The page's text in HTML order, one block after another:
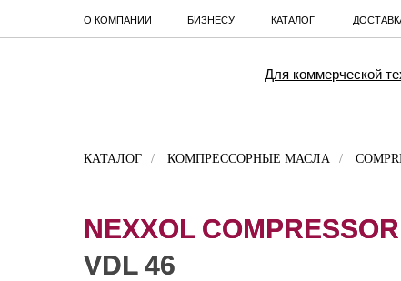
Для коммерческой
О КОМПАНИИ БИЗНЕСУ КАТАЛОГ
КАТАЛОГ / КОМПРЕССОРНЫЕ МАСЛА /
NEXXOL COMPRESSOR
VDL 46
NEXXOL COMPRESSOR
VDL 46